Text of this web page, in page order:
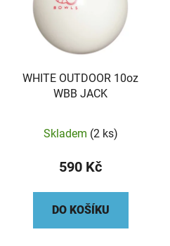
WHITE OUTDOOR 10oz
WBB JACK
Skladem (2 ks)
590 Kč
DO KOŠÍKU